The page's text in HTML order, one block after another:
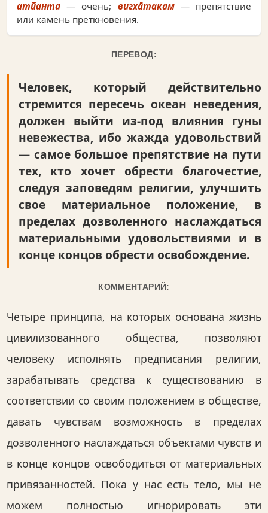
атйанта — очень; вигха̄такам— препятствие
или камень преткновения.
ПЕРЕВОД:
Человек, который действительно
стремится пересечь океан неведения,
должен выйти из-под влияния гуны
невежества, ибо жажда удовольствий
— самое большое препятствие на пути
тех, кто хочет обрести благочестие,
следуя заповедям религии, улучшить
свое материальное положение, в
пределах дозволенного наслаждаться
материальными удовольствиями и в
конце концов обрести освобождение.
КОММЕНТАРИЙ:
Четыре принципа, на которых основана жизнь
цивилизованного общества, позволяют
человеку исполнять предписания религии,
зарабатывать средства к существованию в
соответствии со своим положением в обществе,
давать чувствам возможность в пределах
дозволенного наслаждаться объектами чувств и
в конце концов освободиться от материальных
привязанностей. Пока у нас есть тело, мы не
можем полностью игнорировать эти